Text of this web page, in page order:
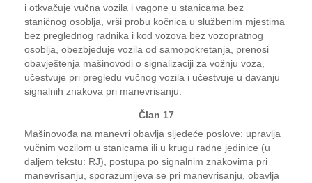
i otkvačuje vučna vozila i vagone u stanicama bez
staničnog osoblja, vrši probu kočnica u službenim mjestima
bez preglednog radnika i kod vozova bez vozopratnog
osoblja, obezbjeđuje vozila od samopokretanja, prenosi
obavještenja mašinovođi o signalizaciji za vožnju voza,
učestvuje pri pregledu vučnog vozila i učestvuje u davanju
signalnih znakova pri manevrisanju.
Član 17
Mašinovođa na manevri obavlja sljedeće poslove: upravlja
vučnim vozilom u stanicama ili u krugu radne jedinice (u
daljem tekstu: RJ), postupa po signalnim znakovima pri
manevrisanju, sporazumijeva se pri manevrisanju, obavlja